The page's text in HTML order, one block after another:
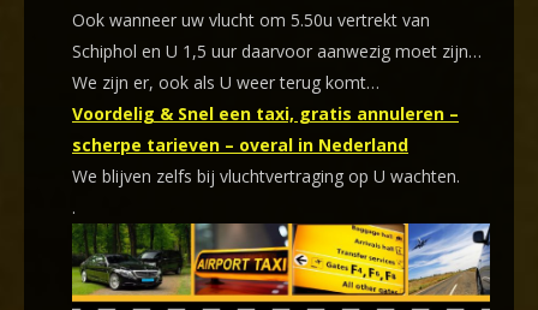
Ook wanneer uw vlucht om 5.50u vertrekt van
Schiphol en U 1,5 uur daarvoor aanwezig moet zijn…
We zijn er, ook als U weer terug komt…
Voordelig & Snel een taxi, gratis annuleren –
scherpe tarieven – overal in Nederland
We blijven zelfs bij vluchtvertraging op U wachten.
.